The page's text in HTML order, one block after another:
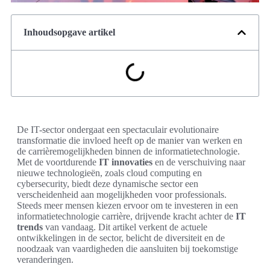
Inhoudsopgave artikel
De IT-sector ondergaat een spectaculair evolutionaire
transformatie die invloed heeft op de manier van werken en
de carrièremogelijkheden binnen de informatietechnologie.
Met de voortdurende IT innovaties en de verschuiving naar
nieuwe technologieën, zoals cloud computing en
cybersecurity, biedt deze dynamische sector een
verscheidenheid aan mogelijkheden voor professionals.
Steeds meer mensen kiezen ervoor om te investeren in een
informatietechnologie carrière, drijvende kracht achter de IT
trends van vandaag. Dit artikel verkent de actuele
ontwikkelingen in de sector, belicht de diversiteit en de
noodzaak van vaardigheden die aansluiten bij toekomstige
veranderingen.